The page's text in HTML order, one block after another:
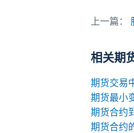
上一篇：
相关期
期货最小
期货合约
期货合约